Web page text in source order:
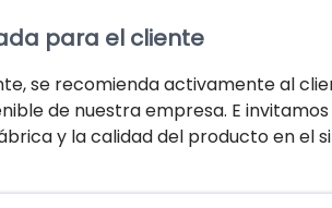
para el cliente
se recomienda activamente al
de nuestra empresa. E
y la calidad del producto en el